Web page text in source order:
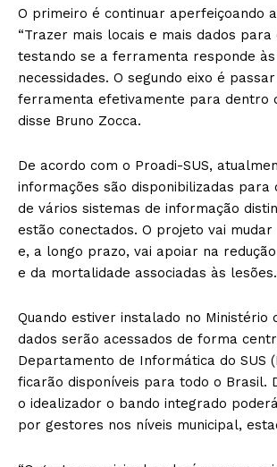
O primeiro é continuar aperfeiçoando
“Trazer mais locais e mais dados para
testando se a ferramenta responde às
necessidades. O segundo eixo é
ferramenta efetivamente para dentro
disse Bruno Zocca.
De acordo com o Proadi-SUS,
informações são disponibilizadas para
de vários sistemas de informação
estão conectados. O projeto vai
e, a longo prazo, vai apoiar na
e da mortalidade associadas às lesões.
Quando estiver instalado no Ministério
dados serão acessados de forma
Departamento de Informática do SUS
ficarão disponíveis para todo o Brasil.
o idealizador o bando integrado
por gestores nos níveis municipal,